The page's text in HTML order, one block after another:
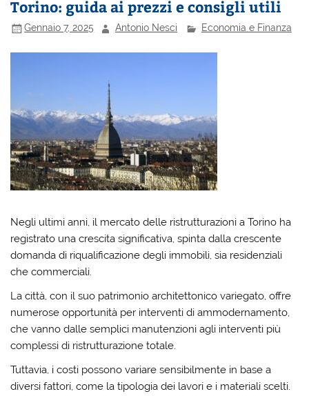
Torino: guida ai prezzi e consigli utili
Gennaio 7, 2025 Antonio Nesci Economia e Finanza
Negli ultimi anni, il mercato delle ristrutturazioni a Torino ha
registrato una crescita significativa, spinta dalla crescente
domanda di riqualificazione degli immobili, sia residenziali
che commerciali.
La città, con il suo patrimonio architettonico variegato, offre
numerose opportunità per interventi diammodernamento,
che vanno dalle semplici manutenzioni agli interventi più
complessi di ristrutturazione totale.
Tuttavia, icosti possono variare sensibilmente in base a
diversi fattori, come la tipologia dei lavori e i materiali scelti.